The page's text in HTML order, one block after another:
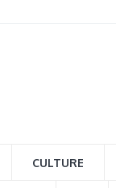
CULTURE